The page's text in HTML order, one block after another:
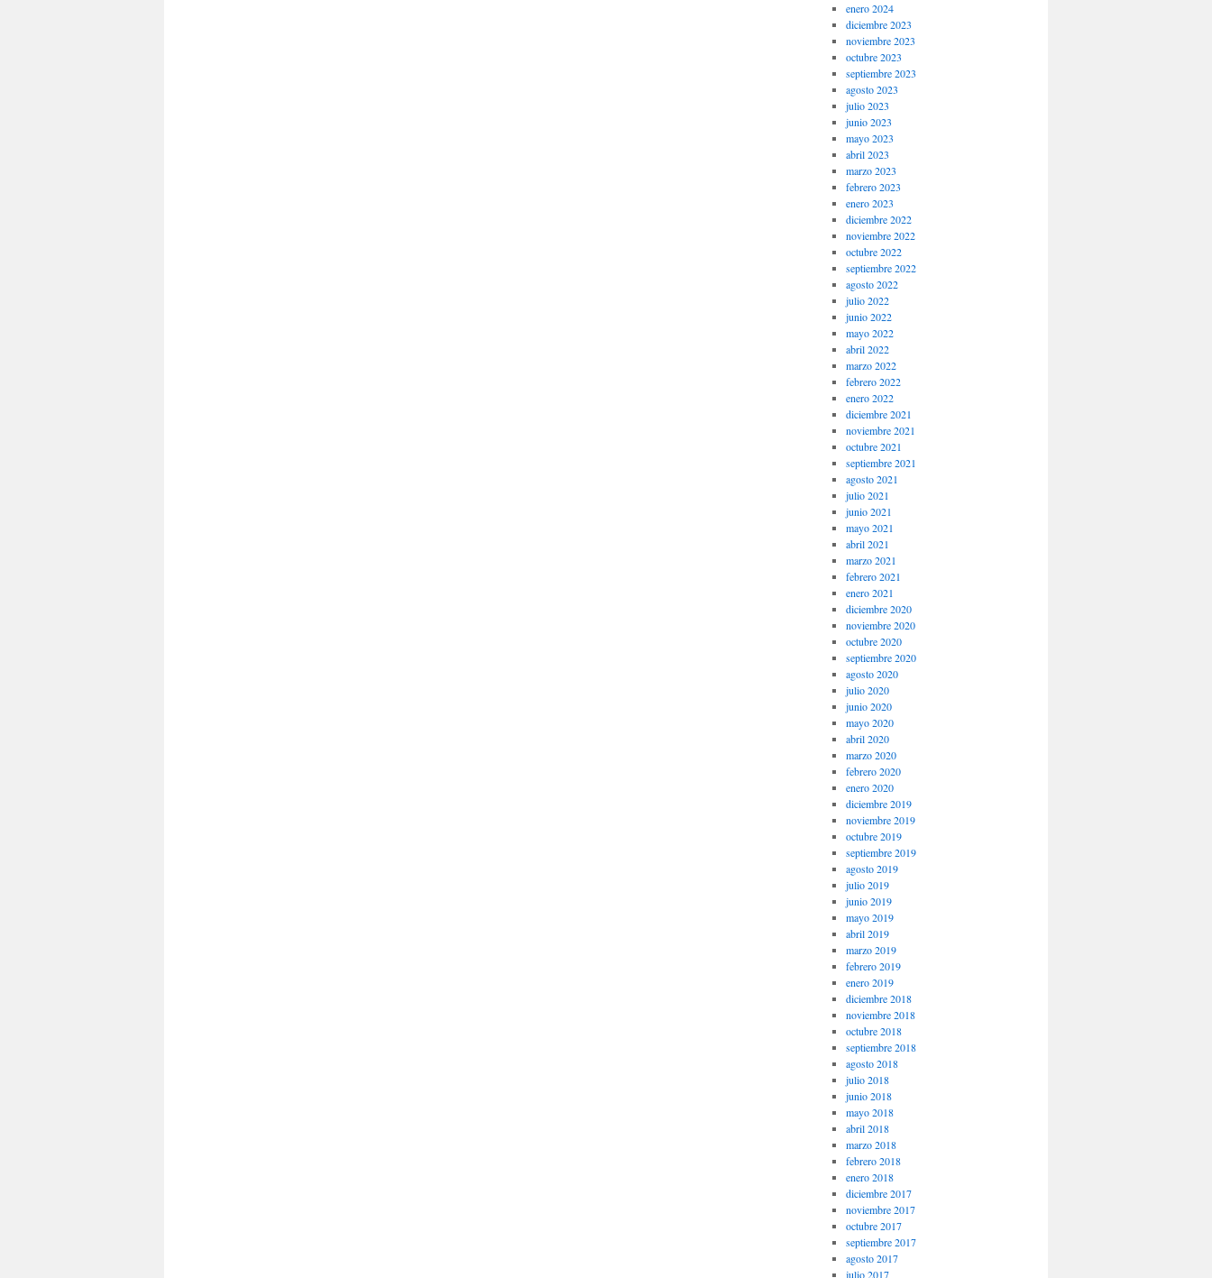
enero 2024
diciembre 2023
noviembre 2023
octubre 2023
septiembre 2023
agosto 2023
julio 2023
junio 2023
mayo 2023
abril 2023
marzo 2023
febrero 2023
enero 2023
diciembre 2022
noviembre 2022
octubre 2022
septiembre 2022
agosto 2022
julio 2022
junio 2022
mayo 2022
abril 2022
marzo 2022
febrero 2022
enero 2022
diciembre 2021
noviembre 2021
octubre 2021
septiembre 2021
agosto 2021
julio 2021
junio 2021
mayo 2021
abril 2021
marzo 2021
febrero 2021
enero 2021
diciembre 2020
noviembre 2020
octubre 2020
septiembre 2020
agosto 2020
julio 2020
junio 2020
mayo 2020
abril 2020
marzo 2020
febrero 2020
enero 2020
diciembre 2019
noviembre 2019
octubre 2019
septiembre 2019
agosto 2019
julio 2019
junio 2019
mayo 2019
abril 2019
marzo 2019
febrero 2019
enero 2019
diciembre 2018
noviembre 2018
octubre 2018
septiembre 2018
agosto 2018
julio 2018
junio 2018
mayo 2018
abril 2018
marzo 2018
febrero 2018
enero 2018
diciembre 2017
noviembre 2017
octubre 2017
septiembre 2017
agosto 2017
julio 2017